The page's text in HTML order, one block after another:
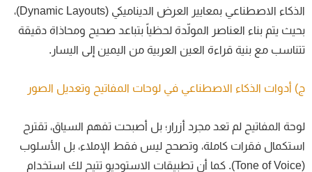
الذكاء الاصطناعي بمعايير العرض الديناميكي (Dynamic Layouts)،
يتم بناء العناصر المولّدة لحظياً بتباعد صحيح ومحاذاة دقيقة
مع بنية قراءة العين العربية من اليمين إلى اليسار.
أدوات الذكاء الاصطناعي في لوحات المفاتيح وتعديل الصور
المفاتيح لم تعد مجرد أزرار؛ بل أصبحت تفهم السياق، تقترح
فقرات كاملة، وتصحح ليس فقط الإملاء، بل الأسلوب
(Tone of Voice). كما أن تطبيقات الاستوديو تتيح لك استخدام